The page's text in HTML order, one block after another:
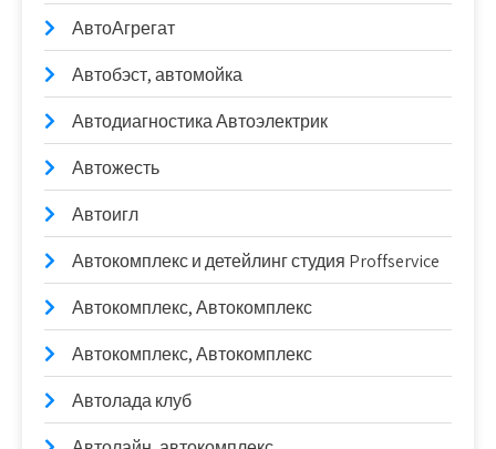
АвтоАгрегат
Автобэст, автомойка
Автодиагностика Автоэлектрик
Автожесть
Автоигл
Автокомплекс и детейлинг студия Proffservice
Автокомплекс, Автокомплекс
Автокомплекс, Автокомплекс
Автолада клуб